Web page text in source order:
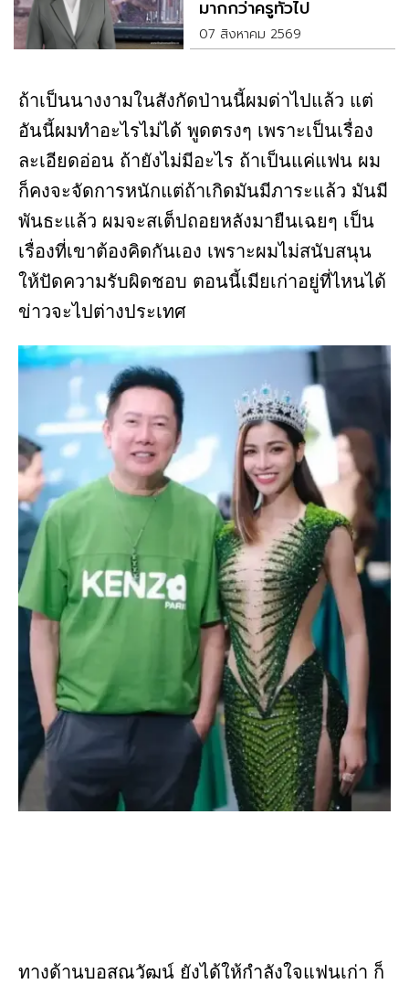
มากกว่าครูทั่วไป
07 สิงหาคม 2569
ถ้าเป็นนางงามในสังกัดป่านนี้ผมด่าไปแล้ว แต่
อันนี้ผมทำอะไรไม่ได้ พูดตรงๆ เพราะเป็นเรื่อง
ละเอียดอ่อน ถ้ายังไม่มีอะไร ถ้าเป็นแค่แฟน ผม
ก็คงจะจัดการหนักแต่ถ้าเกิดมันมีภาระแล้ว มันมี
พันธะแล้ว ผมจะสเต็ปถอยหลังมายืนเฉยๆ เป็น
เรื่องที่เขาต้องคิดกันเอง เพราะผมไม่สนับสนุน
ให้ปัดความรับผิดชอบ ตอนนี้เมียเก่าอยู่ที่ไหนได้
ข่าวจะไปต่างประเทศ
ทางด้านบอสณวัฒน์ ยังได้ให้กำลังใจแฟนเก่า ก็